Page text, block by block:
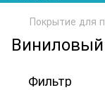
Покрытие для
Фильтр